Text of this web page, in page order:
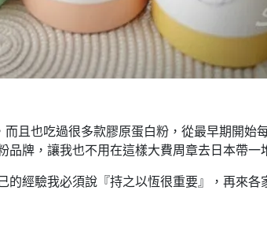
且也吃過很多款膠原蛋白粉，從最早期開始
牌，讓我也不用在這樣大費周章去日本帶一
的經驗我必須說『持之以恆很重要』，再來